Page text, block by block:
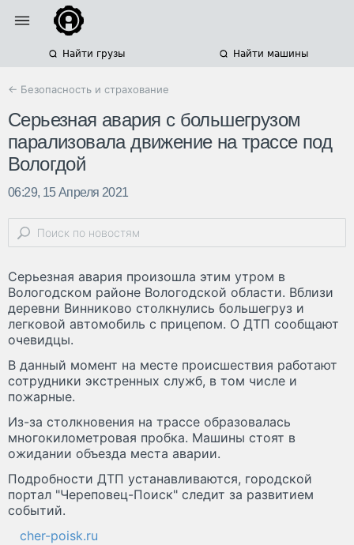
Найти грузы Найти машины
← Безопасность и страхование
Серьезная авария с большегрузом
парализовала движение на трассе под
Вологдой
06:29, 15 Апреля 2021
Серьезная авария произошла этим утром в
Вологодском районе Вологодской области. Вблизи
деревни Винниково столкнулись большегруз и
легковой автомобиль с прицепом. О ДТП сообщают
очевидцы.
В данный момент на месте происшествия работают
сотрудники экстренных служб, в том числе и
пожарные.
Из-за столкновения на трассе образовалась
многокилометровая пробка. Машины стоят в
ожидании объезда места аварии.
Подробности ДТП устанавливаются, городской
портал "Череповец-Поиск" следит за развитием
событий.
cher-poisk.ru